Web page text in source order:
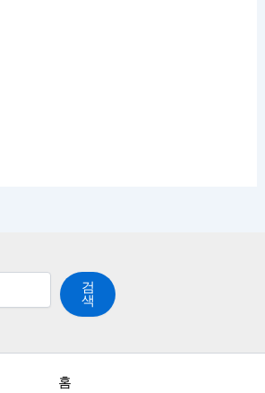
검
색
홈